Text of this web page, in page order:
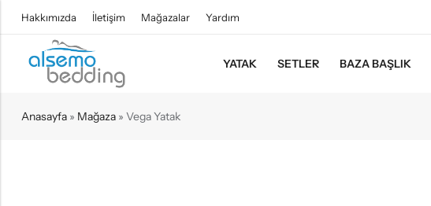
Hakkımızda İletişim Mağazalar Yardım
YATAK SETLER BAZA BAŞLIK
Anasayfa » Mağaza » Vega Yatak